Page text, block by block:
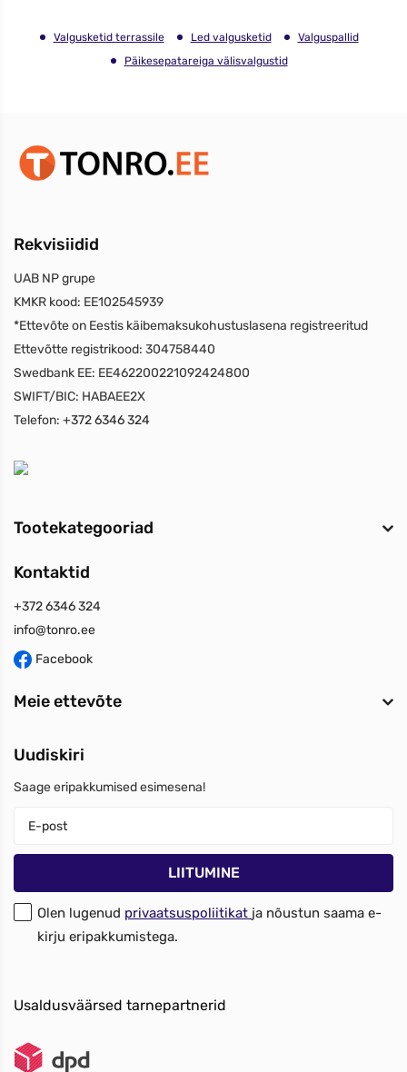
Valgusketid terrassile Led valgusketid
Valguspallid
Päikesepatareiga välisvalgustid
Rekvisiidid
UAB NP grupe
KMKR kood: EE102545939
*Ettevõte on Eestis käibemaksukohustuslasena registreeritud
Ettevõtte registrikood: 304758440
Swedbank EE: EE462200221092424800
SWIFT/BIC: HABAEE2X
Telefon: +372 6346 324
Tootekategooriad
Kontaktid
+372 6346 324
info@tonro.ee
Facebook
Meie ettevõte
Uudiskiri
Saage eripakkumised esimesena!
Olen lugenud privaatsuspoliitikat ja nõustun saama e-
kirju eripakkumistega.
Usaldusväärsed tarnepartnerid